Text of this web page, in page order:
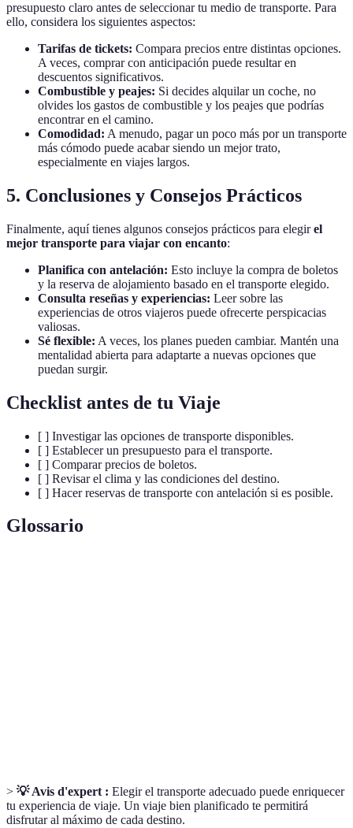
presupuesto claro antes de seleccionar tu medio de transporte. Para
ello, considera los siguientes aspectos:
Tarifas de tickets: Compara precios entre distintas opciones.
A veces, comprar con anticipación puede resultar en
descuentos significativos.
Combustible y peajes: Si decides alquilar un coche, no
olvides los gastos de combustible y los peajes que podrías
encontrar en el camino.
Comodidad: A menudo, pagar un poco más por un transporte
más cómodo puede acabar siendo un mejor trato,
especialmente en viajes largos.
5. Conclusiones y Consejos Prácticos
Finalmente, aquí tienes algunos consejos prácticos para elegirel
mejor transporte para viajar con encanto:
Planifica con antelación: Esto incluye la compra de boletos
y la reserva de alojamiento basado en el transporte elegido.
Consulta reseñas y experiencias: Leer sobre las
experiencias de otros viajeros puede ofrecerte perspicacias
valiosas.
Sé flexible: A veces, los planes pueden cambiar. Mantén una
mentalidad abierta para adaptarte a nuevas opciones que
puedan surgir.
Checklist antes de tu Viaje
[ ] Investigar las opciones de transporte disponibles.
[ ] Establecer un presupuesto para el transporte.
[ ] Comparar precios de boletos.
[ ] Revisar el clima y las condiciones del destino.
[ ] Hacer reservas de transporte con antelación si es posible.
Glossario
> 💡 Avis d'expert : Elegir el transporte adecuado puede enriquecer
tu experiencia de viaje. Un viaje bien planificado te permitirá
disfrutar al máximo de cada destino.